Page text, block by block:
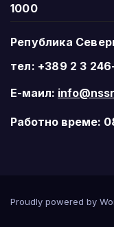
1000
Република
тел: +389 2 3
Е-маил:
Работно време:
Proudly powered by